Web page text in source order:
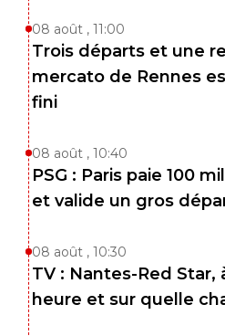
08 août , 11:00
Trois départs et une
mercato de Rennes
fini
08 août , 10:40
PSG : Paris paie 100
et valide un gros
08 août , 10:30
TV : Nantes-Red Star,
heure et sur quelle